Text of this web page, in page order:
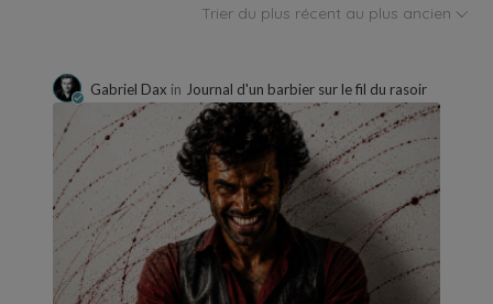
Trier du plus récent au plus ancien
Gabriel Dax in Journal d'un barbier sur le fil du rasoir